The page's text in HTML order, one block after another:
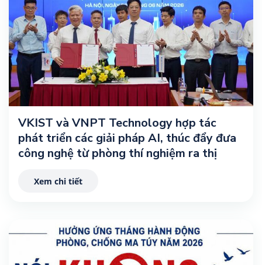
VKIST và VNPT Technology hợp tác
phát triển các giải pháp AI, thúc đẩy đưa
công nghệ từ phòng thí nghiệm ra thị
Xem chi tiết